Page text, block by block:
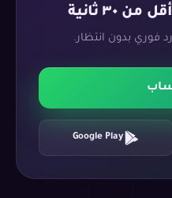
ثانية
Google Play